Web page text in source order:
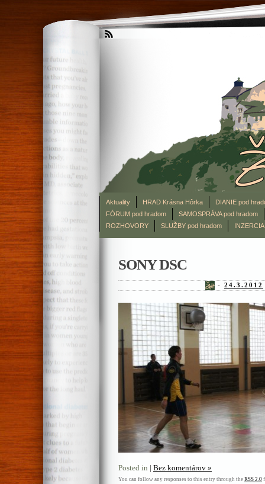
Aktuality HRAD Krásna Hôrka
DIANIE pod
FÓRUM pod hradom
SAMOSPRÁVA pod hradom
ROZHOVORY
SLUŽBY pod hradom
SONY DSC
- 24.3.2012
Posted in | Bez komentárov »
You can follow any responses to this entry through the RSS 2.0